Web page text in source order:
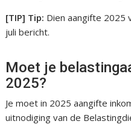
[TIP] Tip: Dien aangifte 2025
juli bericht.
Moet je
2025?
Je moet in 2025 aangifte
uitnodiging van de